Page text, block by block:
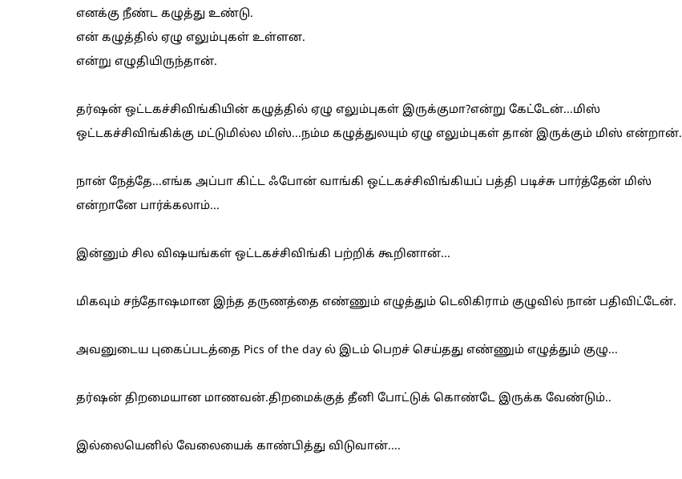
எனக்கு நீண்ட கழுத்து உண்டு.
என் கழுத்தில் ஏழு எலும்புகள் உள்ளன.
என்று எழுதியிருந்தான்.
தர்ஷன் ஒட்டகச்சிவிங்கியின் கழுத்தில் ஏழு எலும்புகள் இருக்குமா?என்று கேட்டேன்...மிஸ்
ஒட்டகச்சிவிங்கிக்கு மட்டுமில்ல மிஸ்...நம்ம கழுத்துலயும் ஏழு எலும்புகள் தான் இருக்கும் மிஸ் என்றான்.
நான் நேத்தே...எங்க அப்பா கிட்ட ஃபோன் வாங்கி ஒட்டகச்சிவிங்கியப் பத்தி படிச்சு பார்த்தேன் மிஸ்
என்றானே பார்க்கலாம்...
இன்னும் சில விஷயங்கள் ஒட்டகச்சிவிங்கி பற்றிக் கூறினான்...
மிகவும் சந்தோஷமான இந்த தருணத்தை எண்ணும் எழுத்தும் டெலிகிராம் குழுவில் நான் பதிவிட்டேன்.
அவனுடைய புகைப்படத்தை Pics of the day ல் இடம் பெறச் செய்தது எண்ணும் எழுத்தும் குழு...
தர்ஷன் திறமையான மாணவன்.திறமைக்குத் தீனி போட்டுக் கொண்டே இருக்க வேண்டும்..
இல்லையெனில் வேலையைக் காண்பித்து விடுவான்....